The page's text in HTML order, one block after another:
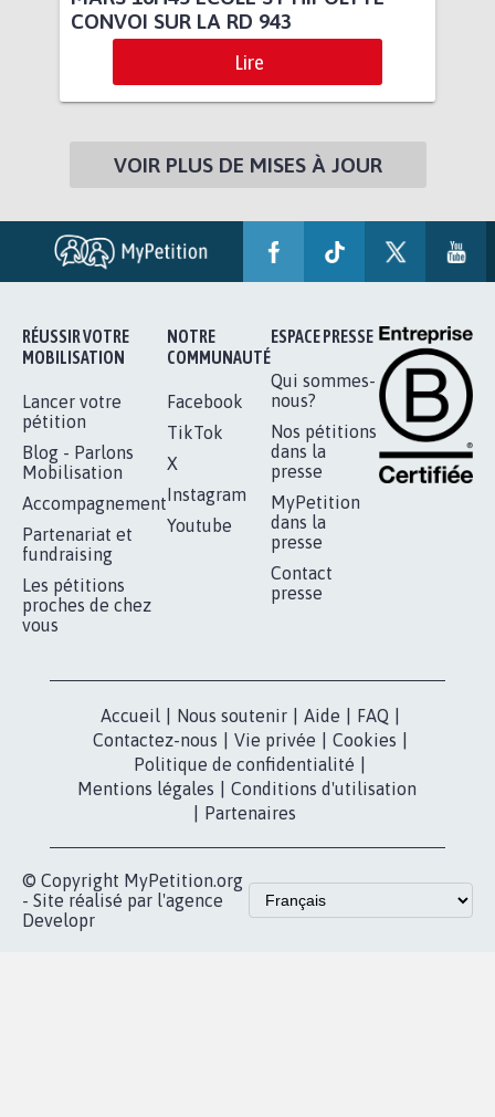
CONVOI SUR LA RD 943
Lire
VOIR PLUS DE MISES À JOUR
RÉUSSIR VOTRE
MOBILISATION
Lancer votre
pétition
Blog - Parlons
Mobilisation
Accompagnement
Partenariat et
fundraising
Les pétitions
proches de chez
vous
NOTRE
COMMUNAUTÉ
Facebook
TikTok
X
Instagram
Youtube
ESPACE PRESSE
Qui sommes-
nous?
Nos pétitions
dans la
presse
MyPetition
dans la
presse
Contact
presse
Accueil Nous soutenir Aide FAQ
Contactez-nous
Vie privée Cookies
Politique de confidentialité
Mentions légales
Conditions d'utilisation
Partenaires
© Copyright MyPetition.org
- Site réalisé par l'agence
Developr